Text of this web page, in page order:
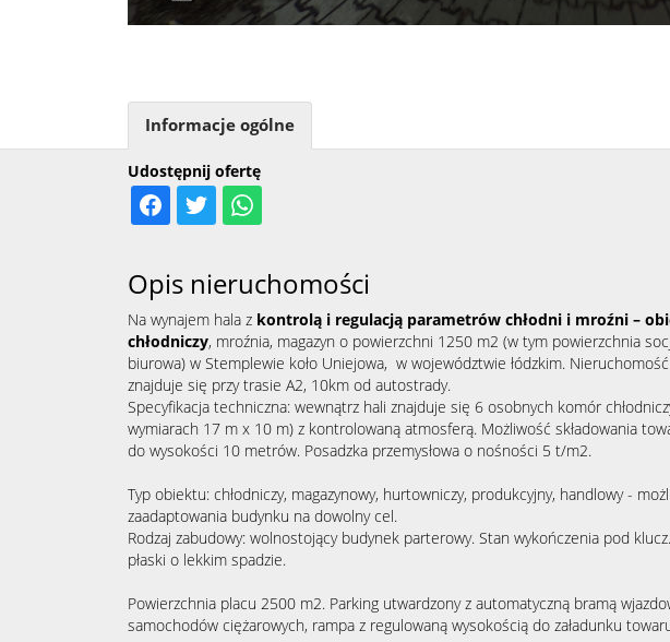
Udostępnij ofertę
Informacje ogólne
Opis nieruchomości
Na wynajem hala z kontrolą i regulacją parametrów chłodni i mroźni –
chłodniczy, mroźnia, magazyn o powierzchni 1250 m2 (w tym powierzchnia
biurowa) w Stemplewie koło Uniejowa, w województwie łódzkim. Nieruchomość
znajduje się przy trasie A2, 10km od autostrady.
Specyfikacja techniczna: wewnątrz hali znajduje się 6 osobnych komór
wymiarach 17 m x 10 m) z kontrolowaną atmosferą. Możliwość składowania
do wysokości 10 metrów. Posadzka przemysłowa o nośności 5 t/m2.
Typ obiektu: chłodniczy, magazynowy, hurtowniczy, produkcyjny, handlowy -
zaadaptowania budynku na dowolny cel.
Rodzaj zabudowy: wolnostojący budynek parterowy. Stan wykończenia pod
płaski o lekkim spadzie.
Powierzchnia placu 2500 m2. Parking utwardzony z automatyczną bramą
samochodów ciężarowych, rampa z regulowaną wysokością do załadunku